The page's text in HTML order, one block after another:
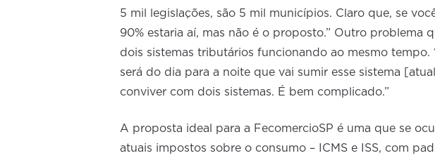
5 mil legislações, são 5 mil municípios. Claro que, se
90% estaria aí, mas não é o proposto.” Outro problema
dois sistemas tributários funcionando ao mesmo
será do dia para a noite que vai sumir esse sistema
conviver com dois sistemas. É bem complicado.”
A proposta ideal para a FecomercioSP é uma que se
atuais impostos sobre o consumo – ICMS e ISS, com